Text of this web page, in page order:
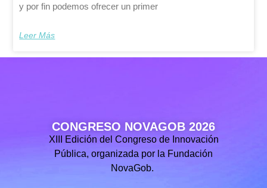
y por fin podemos ofrecer un primer
Leer Más
CONGRESO NOVAGOB 2026
XIII Edición del Congreso de Innovación
Pública, organizada por la Fundación
NovaGob.